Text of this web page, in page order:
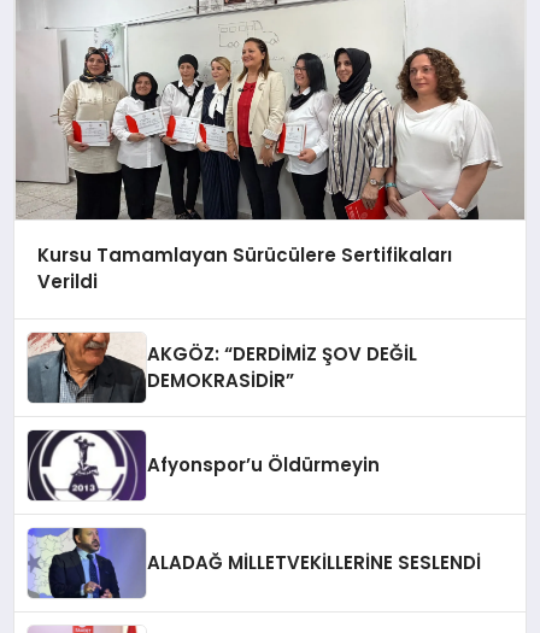
Kursu Tamamlayan Sürücülere Sertifikaları
Verildi
AKGÖZ: “DERDİMİZ ŞOV DEĞİL
DEMOKRASİDİR”
Afyonspor’u Öldürmeyin
ALADAĞ MİLLETVEKİLLERİNE SESLENDİ